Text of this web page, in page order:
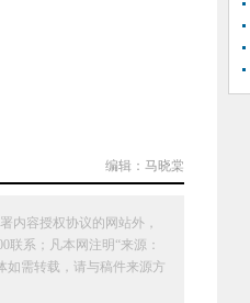
编辑：马晓棠
内容授权协议的网站外，
联系；凡本网注明“来源：
如需转载，请与稿件来源方